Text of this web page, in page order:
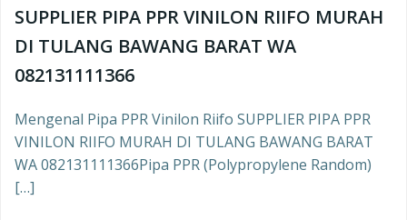
SUPPLIER PIPA PPR VINILON RIIFO MURAH
DI TULANG BAWANG BARAT WA
082131111366
Mengenal Pipa PPR Vinilon Riifo SUPPLIER PIPA PPR
VINILON RIIFO MURAH DI TULANG BAWANG BARAT
WA 082131111366Pipa PPR (Polypropylene Random)
[…]